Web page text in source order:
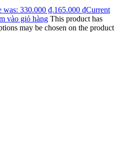
was: 330.000 ₫.165.000 ₫Current
vào giỏ hàng This product has
may be chosen on the product